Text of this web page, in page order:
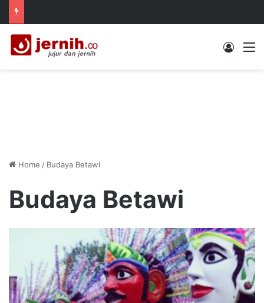
Log In
Home / Budaya Betawi
Budaya Betawi